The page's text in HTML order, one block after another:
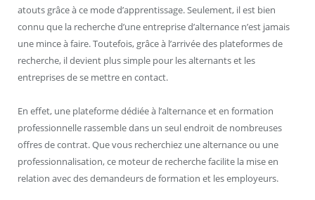
atouts grâce à ce mode d’apprentissage. Seulement, il est bien
connu que la recherche d’une entreprise d’alternance n’est jamais
une mince à faire. Toutefois, grâce à l’arrivée des plateformes de
recherche, il devient plus simple pour les alternants et les
entreprises de se mettre en contact.
En effet, une plateforme dédiée à l’alternance et en formation
professionnelle rassemble dans un seul endroit de nombreuses
offres de contrat. Que vous recherchiez une alternance ou une
professionnalisation, ce moteur de recherche facilite la mise en
relation avec des demandeurs de formation et les employeurs.